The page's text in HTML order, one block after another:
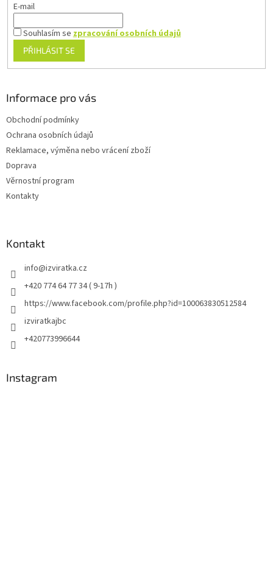
E-mail
Souhlasím sezpracování osobních údajů
PŘIHLÁSIT SE
Informace pro vás
Obchodní podmínky
Ochrana osobních údajů
Reklamace, výměna nebo vrácení zboží
Doprava
Věrnostní program
Kontakty
Kontakt
info@izviratka.cz
+420 774 64 77 34 ( 9-17h )
https://www.facebook.com/profile.php?id=100063830512584
izviratkajbc
+420773996644
Instagram